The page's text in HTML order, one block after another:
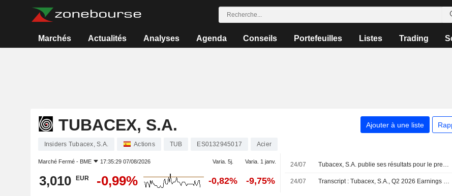
Marchés Actualités Analyses Agenda Conseils Portefeuilles Listes Trading
TUBACEX, S.A. Ajouter à une liste
Insiders Tubacex, S.A. Actions TUB ES0132945017 Acier
Marché Fermé - BME 17:35:29 07/08/2026 Varia. 5j. Varia. 1 janv.
3,010 EUR -0,99% -0,82% -9,75%
24/07 Tubacex, S.A. publie ses résultats pour le premier semestre clos le 30 juin 2026
24/07 Transcript : Tubacex, S.A., Q2 2026 Earnings Call, Jul 24, 2026